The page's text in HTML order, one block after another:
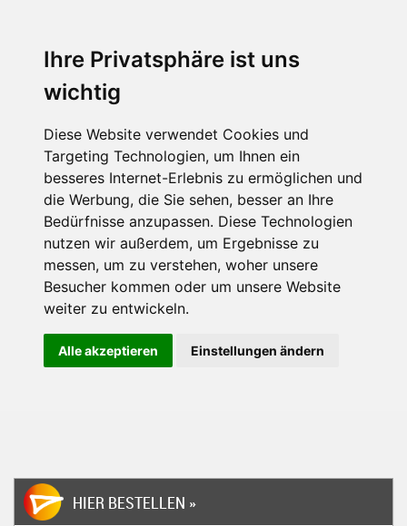
Ihre Privatsphäre ist uns
wichtig
Diese Website verwendet Cookies und
Targeting Technologien, um Ihnen ein
besseres Internet-Erlebnis zu ermöglichen und
die Werbung, die Sie sehen, besser an Ihre
Bedürfnisse anzupassen. Diese Technologien
nutzen wir außerdem, um Ergebnisse zu
messen, um zu verstehen, woher unsere
Besucher kommen oder um unsere Website
weiter zu entwickeln.
Alle akzeptieren Einstellungen ändern
HIER BESTELLEN »